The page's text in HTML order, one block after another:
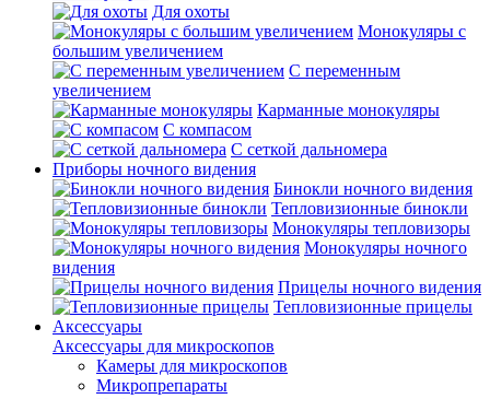
Для охоты
Монокуляры с
большим увеличением
С переменным
увеличением
Карманные монокуляры
С компасом
С сеткой дальномера
Приборы ночного видения
Бинокли ночного видения
Тепловизионные бинокли
Монокуляры тепловизоры
Монокуляры ночного
видения
Прицелы ночного видения
Тепловизионные прицелы
Аксессуары
Аксессуары для микроскопов
Камеры для микроскопов
Микропрепараты